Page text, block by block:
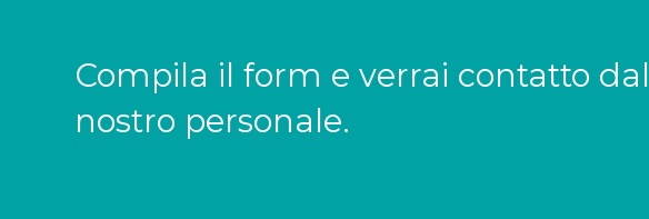
Compila il form e verrai contatto dal
nostro personale.